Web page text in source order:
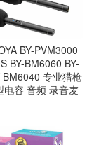
BY-PVM3000
BY-BM6060 BY-
BM6040 专业猎枪
电容 音频 录音麦